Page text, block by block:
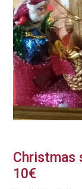
Christmas
10€